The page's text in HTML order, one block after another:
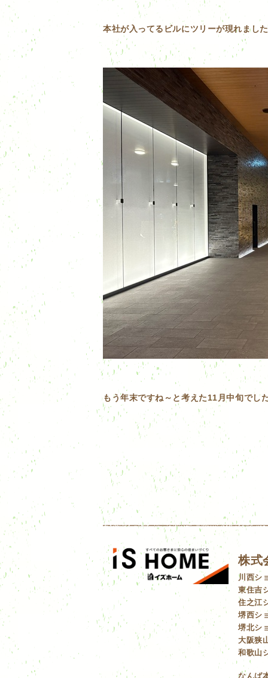
本社が入ってるビルにツリーが現れまし
もう年末ですね～と考えた11月中旬でし
株式
川西シ
東住吉
住之江
堺西シ
堺北シ
大阪狭
和歌山
なんば